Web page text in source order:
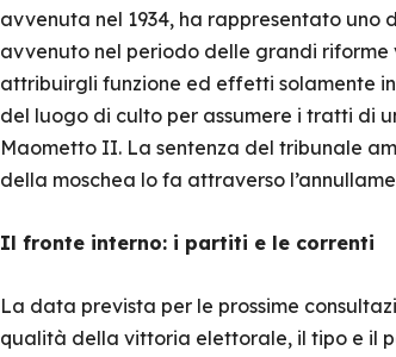
avvenuta nel 1934, ha rappresentato
avvenuto nel periodo delle grandi
attribuirgli funzione ed effetti solamente
del luogo di culto per assumere i tratti di
Maometto II. La sentenza del tribunale
della moschea lo fa attraverso
Il fronte interno: i partiti e le correnti
La data prevista per le prossime
qualità della vittoria elettorale, il tipo e il